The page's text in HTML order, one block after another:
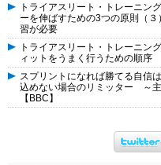
トライアスリート・トレーニン
ーを伸ばすための3つの原則（
習が必要
トライアスリート・トレーニン
ィットをうまく行うための順序
スプリントになれば勝てる自信
込めない場合のリミッター ～
【BBC】